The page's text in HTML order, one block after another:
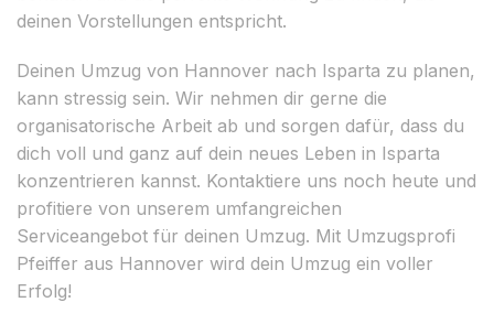
deinen Vorstellungen entspricht.
Deinen Umzug von Hannover nach Isparta zu planen,
kann stressig sein. Wir nehmen dir gerne die
organisatorische Arbeit ab und sorgen dafür, dass du
dich voll und ganz auf dein neues Leben in Isparta
konzentrieren kannst. Kontaktiere uns noch heute und
profitiere von unserem umfangreichen
Serviceangebot für deinen Umzug. Mit Umzugsprofi
Pfeiffer aus Hannover wird dein Umzug ein voller
Erfolg!